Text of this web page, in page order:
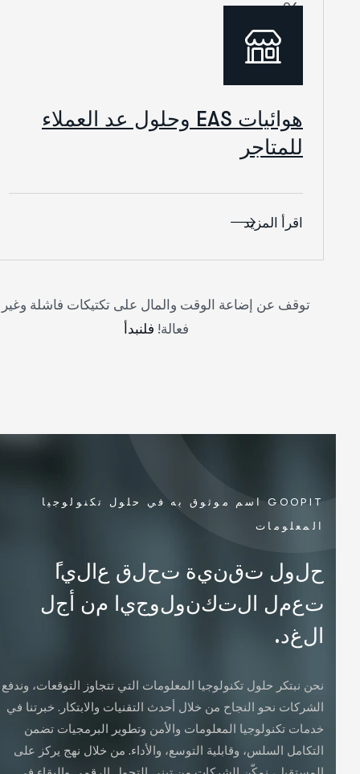
هوائيات EAS وحلول عد العملاء
للمتاجر
اقرأ المزيد
توقف عن إضاعة الوقت والمال على تكتيكات فاشلة وغير
فعالة!فلنبدأ
GOOPIT اسم موثوق به في حلول تكنولوجيا
المعلومات
لول ت قنية ت حلق عا لي ا
عمل ال ت كنولوجيا م ن أج ل
غد.
نحن نبتكر حلول تكنولوجيا المعلومات التي تتجاوز التوقعات، وندفع
الشركات نحو النجاح من خلال أحدث التقنيات والابتكار. خبرتنا في
خدمات تكنولوجيا المعلومات والأمن وتطوير البرمجيات تضمن
التكامل السلس، وقابلية التوسع، والأداء. من خلال نهج يركز على